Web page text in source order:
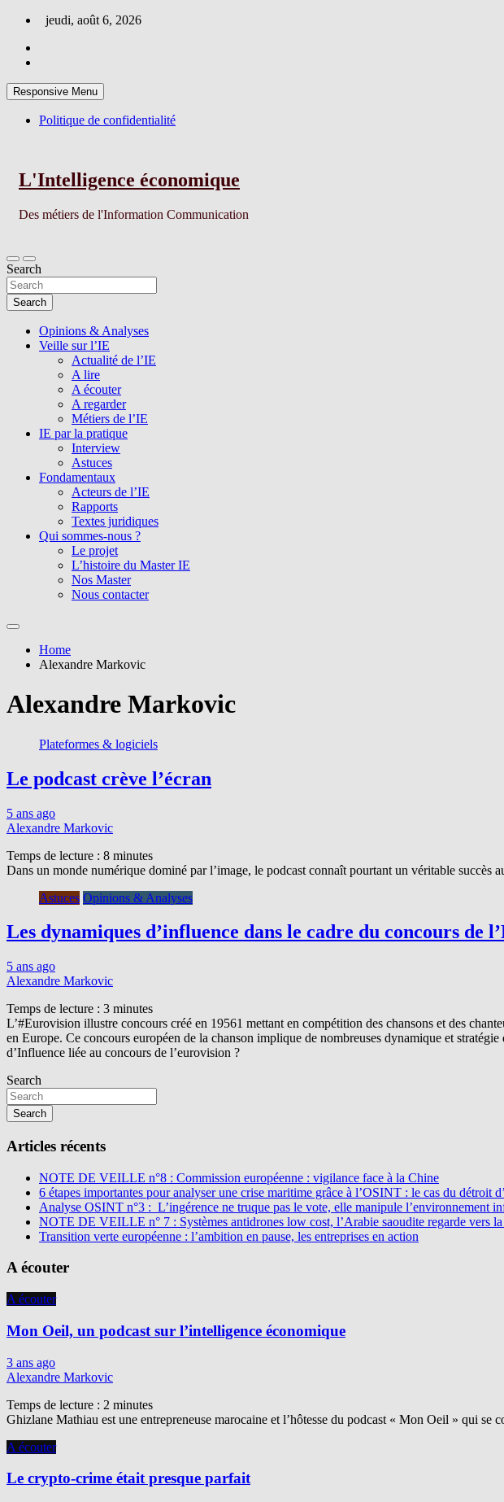
Skip
content
jeudi, août 6, 2026
Responsive Menu
Politique de confidentialité
L'Intelligence économique
Des métiers de l'Information Communication
Search
Search
Opinions & Analyses
Veille sur l’IE
Actualité de l’IE
A lire
A écouter
A regarder
Métiers de l’IE
IE par la pratique
Interview
Astuces
Fondamentaux
Acteurs de l’IE
Rapports
Textes juridiques
Qui sommes-nous ?
Le projet
L’histoire du Master IE
Nos Master
Nous contacter
Home
Alexandre Markovic
Alexandre Markovic
Plateformes & logiciels
Le podcast crève l’écran
5 ans ago
Alexandre Markovic
Temps de lecture : 8 minutes
Dans un monde numérique dominé par l’image, le podcast connaît pourtant un véritable
Astuces Opinions & Analyses
Les dynamiques d’influence dans le cadre du concours de
5 ans ago
Alexandre Markovic
Temps de lecture : 3 minutes
L’#Eurovision illustre concours créé en 19561 mettant en compétition des chansons et des
en Europe. Ce concours européen de la chanson implique de nombreuses dynamique et
d’Influence liée au concours de l’eurovision ?
Search
Search
Articles récents
NOTE DE VEILLE n°8 : Commission européenne : vigilance face à la Chine
6 étapes importantes pour analyser une crise maritime grâce à l’OSINT : le cas du détroit
Analyse OSINT n°3 : L’ingérence ne truque pas le vote, elle manipule l’environnement
NOTE DE VEILLE n° 7 : Systèmes antidrones low cost, l’Arabie saoudite regarde vers
Transition verte européenne : l’ambition en pause, les entreprises en action
A écouter
A écouter
Mon Oeil, un podcast sur l’intelligence économique
3 ans ago
Alexandre Markovic
Temps de lecture : 2 minutes
Ghizlane Mathiau est une entrepreneuse marocaine et l’hôtesse du podcast « Mon Oeil » qui se
A écouter
Le crypto-crime était presque parfait